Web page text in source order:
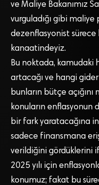
ve Maliye Bakanımız
vurguladığı gibi maliye
dezenflasyonist sürece
kanaatindeyiz.
Bu noktada, kamudaki
artacağı ve hangi
bunların bütçe
konuların enflasyonun
bir fark yaratacağına
sadece finansmana
verildiğini gördüklerini
2025 yılı için
konumuz; fakat bu